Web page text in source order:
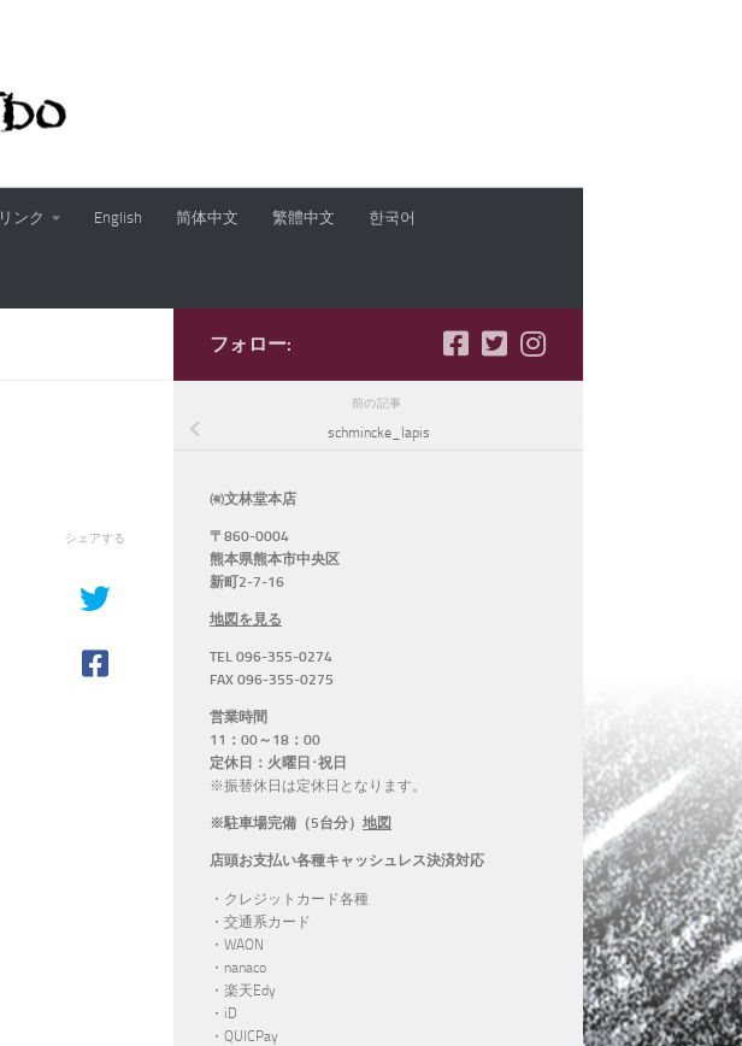
リンク English 简体中文 繁體中文 한국어
シェアする
フォロー:
前の記事
schmincke_lapis
㈲文林堂本店
〒860-0004
熊本県熊本市中央区
新町2-7-16
地図を見る
TEL 096-355-0274
FAX 096-355-0275
営業時間
11：00～18：00
定休日：火曜日･祝日
※振替休日は定休日となります。
※駐車場完備（5台分） 地図
店頭お支払い各種キャッシュレス決済対応
・クレジットカード各種
・交通系カード
・WAON
・nanaco
・楽天Edy
・iD
・QUICPay